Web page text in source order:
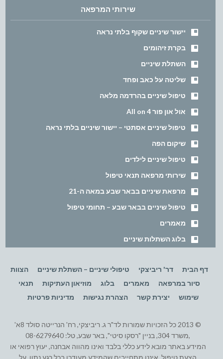
שירותי המרפאה
יישור שיניים שקוף בלתי נראה
בקרת זיהומים
השתלת שיניים
שליטה על כאב ופחד
טיפול שיניים בהרדמה מלאה
אול און פור All on 4
טיפול שיניים אסתטי – יישור שיניים בלתי נראה
שיקום הפה
טיפול שיניים לילדים
שירותי מרפאה תנאי טיפול
מרפאת שיניים בבאר שבע במאה ה-21
טיפול שיניים בבאר שבע – תחומי טיפול
מאמרים
בלוג השתלות שיניים
דף הבית דר' ריביצקי טיפולי שיניים – השתלת שיניים
הצוות
סיור במרפאה
מאמרים בלוג מוזיאון העתיקות
תנאי
שימוש
יצירת קשר הצהרת נגישות מדיניות פרטיות
© 2013 כל הזכויות שמורות לד"ר ג. ריביצקי, רח' הנרייטה סולד 8א'
,משרד 304, בניין "רסקו סיטי", באר שבע, טל: 08-6279640
המידע באתר מובא לידע כללי בלבד ואינו מהווה אבחנה, יעוץ רפואי או